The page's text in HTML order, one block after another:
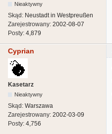
Nieaktywny
Skąd: Neustadt in Westpreußen
Zarejestrowany: 2002-08-07
Posty: 4,879
Cyprian
Kasetarz
Nieaktywny
Skąd: Warszawa
Zarejestrowany: 2002-03-09
Posty: 4,756